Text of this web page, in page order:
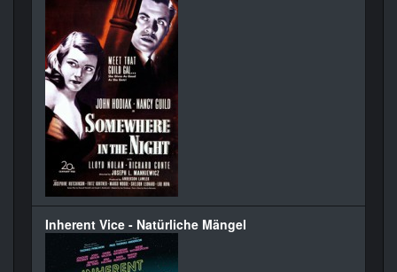
Inherent Vice - Natürliche Mängel